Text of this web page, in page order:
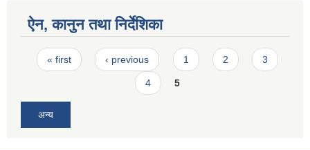
ऐन, कानुन तथा निर्देशिका
Pages
« first ‹ previous 1 2 3
4 5
अन्य